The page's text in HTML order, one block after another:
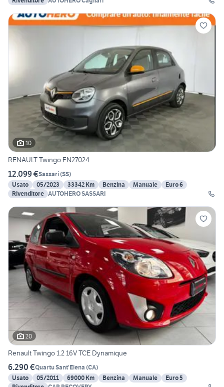
10
RENAULT Twingo FN27024
12.099 €Sassari(SS)
Usato
05/2023 33342 Km Benzina Manuale
Euro 6
Rivenditore AUTOHERO SASSARI
20
Renault Twingo 1.2 16V TCE Dynamique
6.290 €Quartu Sant'Elena (CA)
Usato
05/2011 69000 Km Benzina Manuale
Euro 5